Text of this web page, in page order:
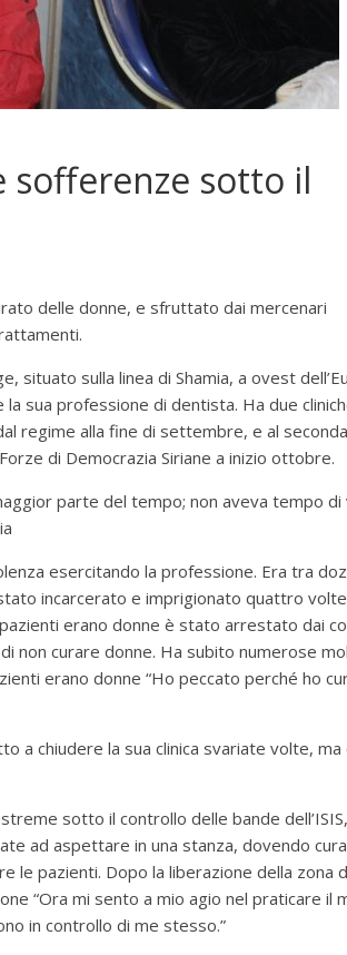
sofferenze sotto il
delle donne, e sfruttato dai mercenari
situato sulla linea di Shamia, a ovest
sua professione di dentista. Ha due
regime alla fine di settembre, e al
di Democrazia Siriane a inizio ottobre.
parte del tempo; non aveva tempo di
esercitando la professione. Era tra
incarcerato e imprigionato quattro
erano donne è stato arrestato dai
non curare donne. Ha subito numerose
erano donne “Ho peccato perché ho
a chiudere la sua clinica svariate volte, ma
sotto il controllo delle bande dell’ISIS,
ad aspettare in una stanza, dovendo
le pazienti. Dopo la liberazione della zona
“Ora mi sento a mio agio nel praticare il
in controllo di me stesso.”